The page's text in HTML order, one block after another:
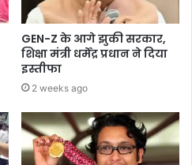
GEN-Z के आगे झुकी सरकार,
शिक्षा मंत्री धर्मेंद्र प्रधान ने दिया
इस्तीफा
2 weeks ago